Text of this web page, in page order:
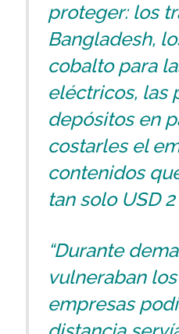
proteger: los
Bangladesh,
cobalto para
eléctricos, las
depósitos en
costarles el
contenidos
tan solo USD
“Durante
vulneraban
empresas